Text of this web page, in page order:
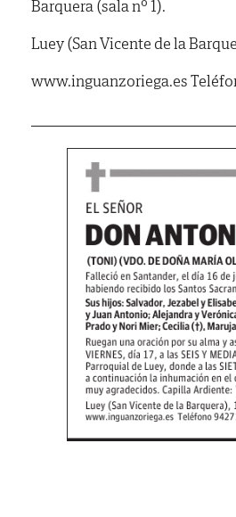
Barquera (sala nº 1).
Luey (San Vicente de la
www.inguanzoriega.es